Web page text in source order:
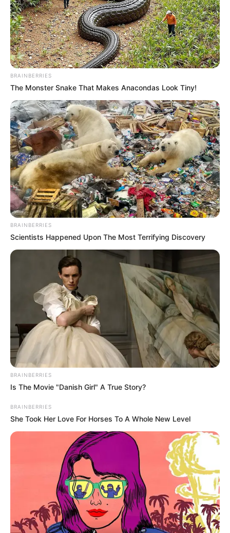
BRAINBERRIES
The Monster Snake That Makes Anacondas Look Tiny!
BRAINBERRIES
Scientists Happened Upon The Most Terrifying Discovery
BRAINBERRIES
Is The Movie "Danish Girl" A True Story?
BRAINBERRIES
She Took Her Love For Horses To A Whole New Level